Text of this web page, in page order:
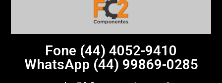
Fone (44) 4052-9410
WhatsApp (44) 99869-0285